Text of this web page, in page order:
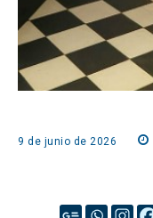
9 de junio de 2026